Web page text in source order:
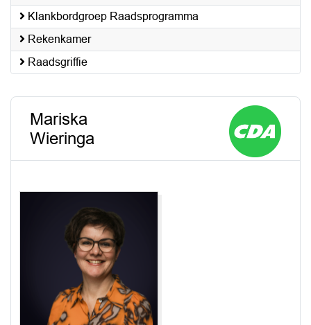
Klankbordgroep Raadsprogramma
Rekenkamer
Raadsgriffie
Mariska
Wieringa